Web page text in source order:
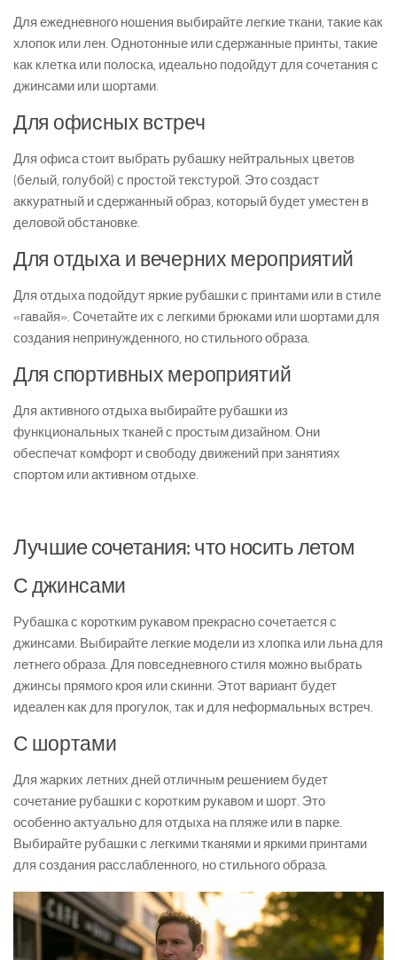
Для ежедневного ношения выбирайте легкие ткани, такие как
хлопок или лен. Однотонные или сдержанные принты, такие
как клетка или полоска, идеально подойдут для сочетания с
джинсами или шортами.
Для офисных встреч
Для офиса стоит выбрать рубашку нейтральных цветов
(белый, голубой) с простой текстурой. Это создаст
аккуратный и сдержанный образ, который будет уместен в
деловой обстановке.
Для отдыха и вечерних мероприятий
Для отдыха подойдут яркие рубашки с принтами или в стиле
«гавайя». Сочетайте их с легкими брюками или шортами для
создания непринужденного, но стильного образа.
Для спортивных мероприятий
Для активного отдыха выбирайте рубашки из
функциональных тканей с простым дизайном. Они
обеспечат комфорт и свободу движений при занятиях
спортом или активном отдыхе.
Лучшие сочетания: что носить летом
С джинсами
Рубашка с коротким рукавом прекрасно сочетается с
джинсами. Выбирайте легкие модели из хлопка или льна для
летнего образа. Для повседневного стиля можно выбрать
джинсы прямого кроя или скинни. Этот вариант будет
идеален как для прогулок, так и для неформальных встреч.
С шортами
Для жарких летних дней отличным решением будет
сочетание рубашки с коротким рукавом и шорт. Это
особенно актуально для отдыха на пляже или в парке.
Выбирайте рубашки с легкими тканями и яркими принтами
для создания расслабленного, но стильного образа.